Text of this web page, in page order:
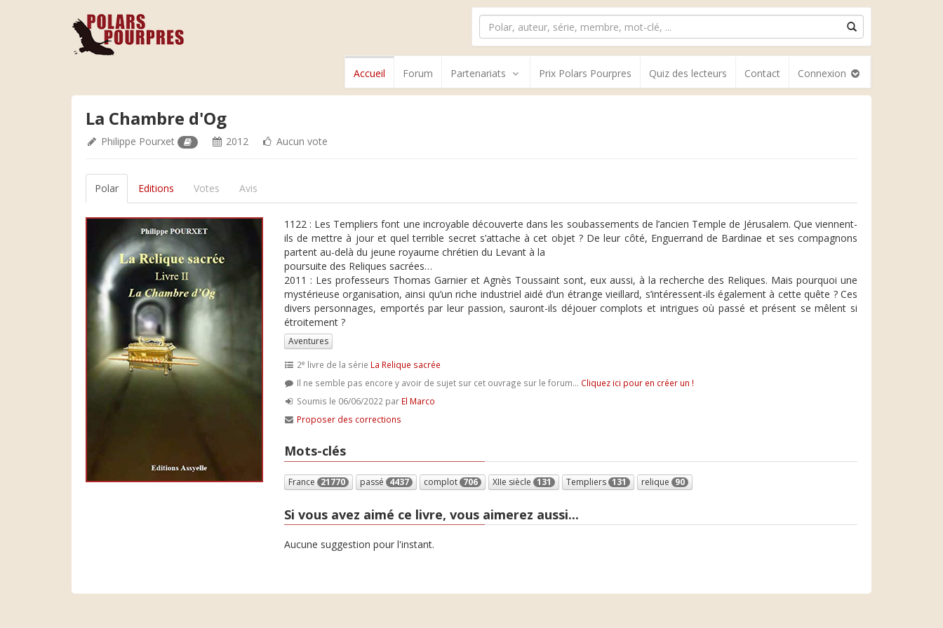
Accueil Forum Partenariats Prix Polars Pourpres Quiz des lecteurs Contact Connexion
La Chambre d'Og
Philippe Pourxet 2012 Aucun vote
Polar Editions Votes Avis
1122 : Les Templiers font une incroyable découverte dans les soubassements de l’ancien Temple de Jérusalem. Que viennent-
ils de mettre à jour et quel terrible secret s’attache à cet objet ? De leur côté, Enguerrand de Bardinae et ses compagnons
partent au-delà du jeune royaume chrétien du Levant à la
poursuite des Reliques sacrées…
2011 : Les professeurs Thomas Garnier et Agnès Toussaint sont, eux aussi, à la recherche des Reliques. Mais pourquoi une
mystérieuse organisation, ainsi qu’un riche industriel aidé d’un étrange vieillard, s’intéressent-ils également à cette quête ? Ces
divers personnages, emportés par leur passion, sauront-ils déjouer complots et intrigues où passé et présent se mêlent si
étroitement ?
Aventures
2e livre de la série La Relique sacrée
Il ne semble pas encore y avoir de sujet sur cet ouvrage sur le forum... Cliquez ici pour en créer un !
Soumis le 06/06/2022 par El Marco
Proposer des corrections
Mots-clés
France 21770 passé 4437 complot 706 XIIe siècle 131 Templiers 131 relique 90
Si vous avez aimé ce livre, vous aimerez aussi...
Aucune suggestion pour l'instant.